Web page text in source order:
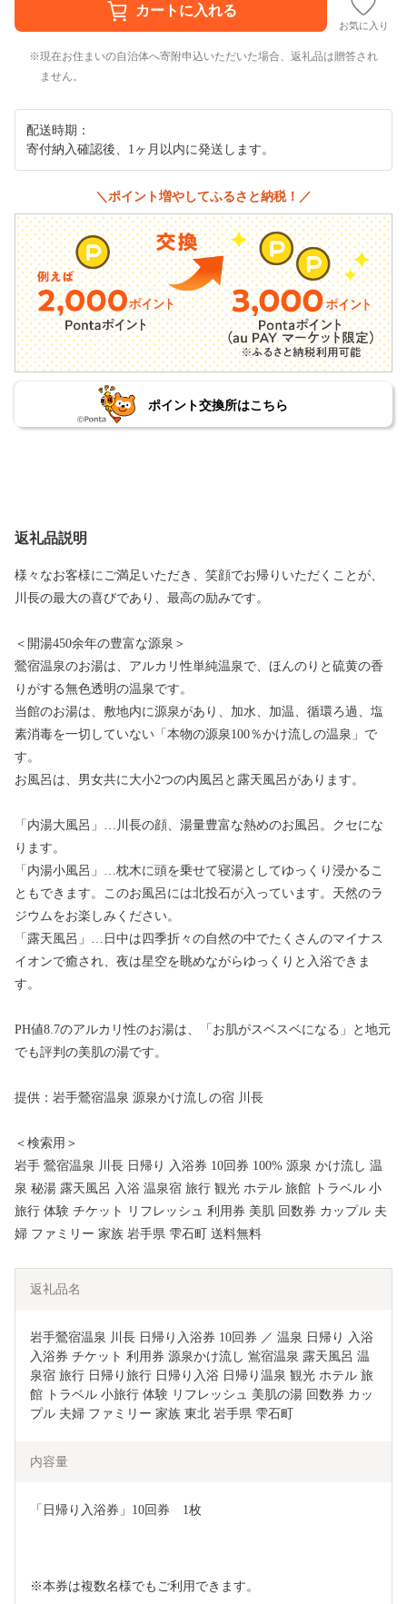
お気に入り
現在お住まいの自治体へ寄附申込いただいた場合、返礼品は贈答され
ません。
配送時期：
寄付納入確認後、1ヶ月以内に発送します。
＼ポイント増やしてふるさと納税！／
ポイント交換所はこちら
返礼品説明
様々なお客様にご満足いただき、笑顔でお帰りいただくことが、
川長の最大の喜びであり、最高の励みです。
＜開湯450余年の豊富な源泉＞
鶯宿温泉のお湯は、アルカリ性単純温泉で、ほんのりと硫黄の香
りがする無色透明の温泉です。
当館のお湯は、敷地内に源泉があり、加水、加温、循環ろ過、塩
素消毒を一切していない「本物の源泉100％かけ流しの温泉」で
す。
お風呂は、男女共に大小2つの内風呂と露天風呂があります。
「内湯大風呂」…川長の顔、湯量豊富な熱めのお風呂。クセにな
ります。
「内湯小風呂」…枕木に頭を乗せて寝湯としてゆっくり浸かるこ
ともできます。このお風呂には北投石が入っています。天然のラ
ジウムをお楽しみください。
「露天風呂」…日中は四季折々の自然の中でたくさんのマイナス
イオンで癒され、夜は星空を眺めながらゆっくりと入浴できま
す。
PH値8.7のアルカリ性のお湯は、「お肌がスベスベになる」と地元
でも評判の美肌の湯です。
提供：岩手鶯宿温泉 源泉かけ流しの宿 川長
＜検索用＞
岩手 鶯宿温泉 川長 日帰り 入浴券 10回券 100% 源泉 かけ流し 温
泉 秘湯 露天風呂 入浴 温泉宿 旅行 観光 ホテル 旅館 トラベル 小
旅行 体験 チケット リフレッシュ 利用券 美肌 回数券 カップル 夫
婦 ファミリー 家族 岩手県 雫石町 送料無料
返礼品名
岩手鶯宿温泉 川長 日帰り入浴券 10回券 ／ 温泉 日帰り 入浴
入浴券 チケット 利用券 源泉かけ流し 鴬宿温泉 露天風呂 温
泉宿 旅行 日帰り旅行 日帰り入浴 日帰り温泉 観光 ホテル 旅
館 トラベル 小旅行 体験 リフレッシュ 美肌の湯 回数券 カッ
プル 夫婦 ファミリー 家族 東北 岩手県 雫石町
内容量
「日帰り入浴券」10回券　1枚
※本券は複数名様でもご利用できます。